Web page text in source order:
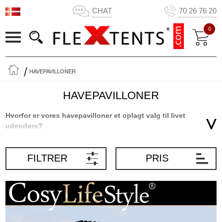
CHAT 70 26 76 20
0
HAVEPAVILLONER
HAVEPAVILLONER
Hvorfor er vores havepavilloner et oplagt valg til livet
udendørs?
samlingspunkt i haven eller på terrassen, hvor du får både skygge,
læ og en behagelig atmosfære. Den kan bruges som ramme om
element, der binder uderummet sammen. Uanset om formålet er
afslapning eller socialt samvær, giver en havepavillon dig en
fleksibel og elegant løsning. Men hvilken model passer bedst til dit
FILTRER PRIS